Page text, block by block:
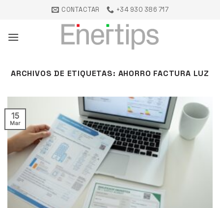
CONTACTAR +34 930 386 717
ARCHIVOS DE ETIQUETAS: AHORRO FACTURA LUZ
15
Mar